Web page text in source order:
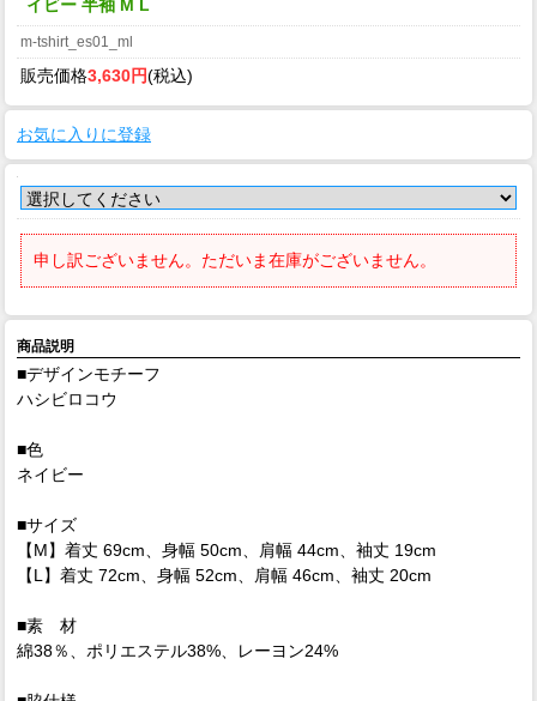
イビー 半袖 M L
m-tshirt_es01_ml
販売価格3,630円(税込)
お気に入りに登録
申し訳ございません。ただいま在庫がございません。
商品説明
■デザインモチーフ
ハシビロコウ
■色
ネイビー
■サイズ
【M】着丈 69cm、身幅 50cm、肩幅 44cm、袖丈 19cm
【L】着丈 72cm、身幅 52cm、肩幅 46cm、袖丈 20cm
■素 材
綿38％、ポリエステル38%、レーヨン24%